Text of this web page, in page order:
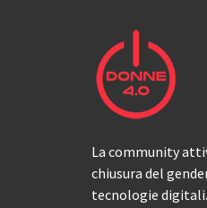
La community
chiusura del
tecnologie digitali.